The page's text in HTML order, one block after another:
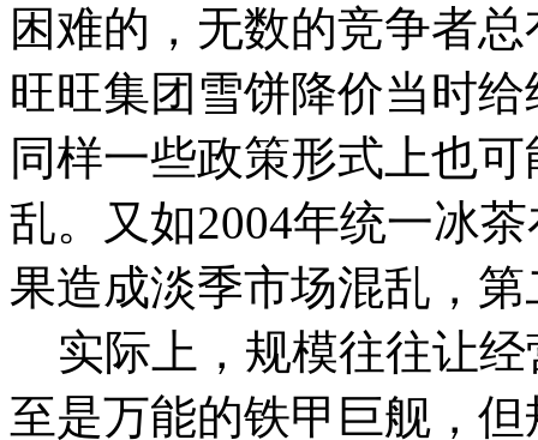
困难的，无数的竞争者
旺旺集团雪饼降价当时
同样一些政策形式上也
乱。又如2004年统一冰
果造成淡季市场混乱，
实际上，规模往往让经
至是万能的铁甲巨舰，